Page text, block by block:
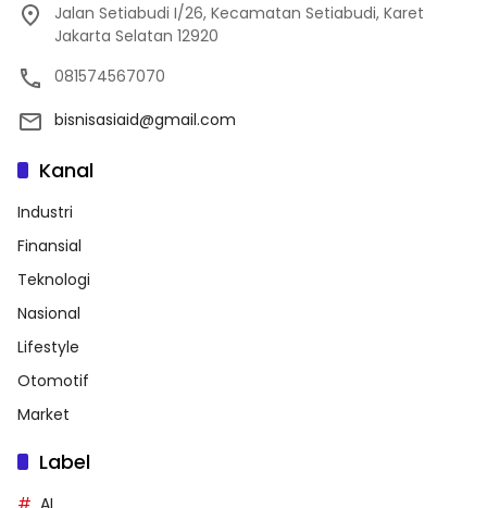
Jalan Setiabudi I/26, Kecamatan Setiabudi, Karet
Jakarta Selatan 12920
081574567070
bisnisasiaid@gmail.com
Kanal
Industri
Finansial
Teknologi
Nasional
Lifestyle
Otomotif
Market
Label
AI